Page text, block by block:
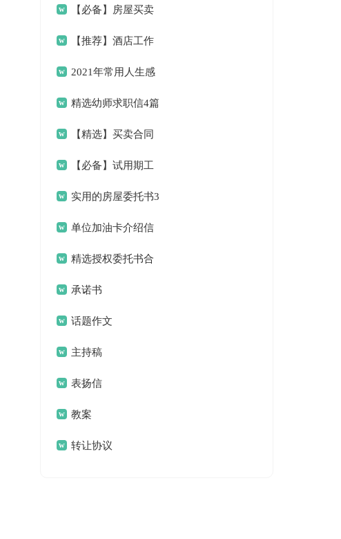
请假条4篇
【必备】房屋买卖
合同范文6篇
【推荐】酒店工作
总结三篇
2021年常用人生感
言语录33条
精选幼师求职信4篇
【精选】买卖合同
范文9篇【必备】试用期工
作总结合集八篇
实用的房屋委托书3
篇 单位加油卡介绍信
锦集六篇
精选授权委托书合
集5篇承诺书
话题作文
主持稿
表扬信
教案
转让协议